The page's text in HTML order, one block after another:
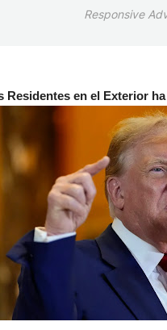
Responsive
Residentes en el Exterior